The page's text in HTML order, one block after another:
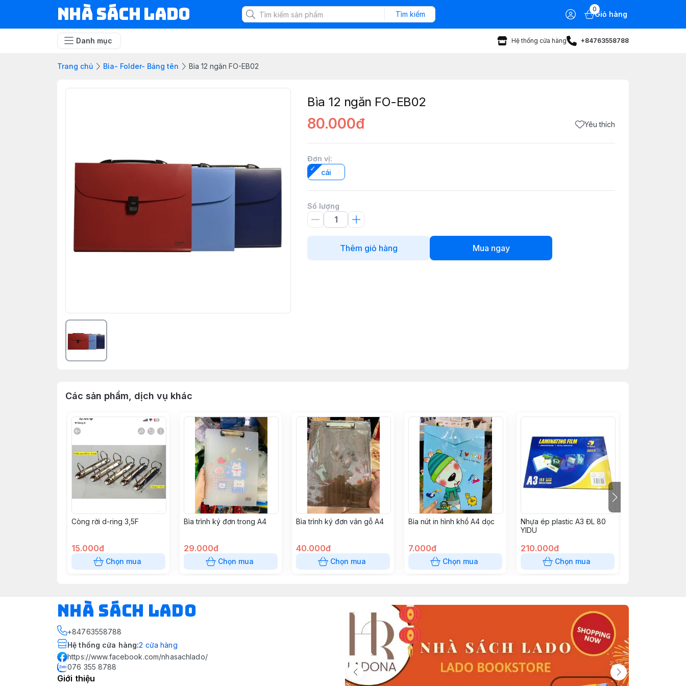
NHÀ SÁCH LADO Tìm kiếm
0
Giỏ hàng
Danh mục Hệ thống cửa hàng +84763558788
Trang chủ Bìa- Folder- Bảng tên Bìa 12 ngăn FO-EB02
Bìa 12 ngăn FO-EB02
80.000đ Yêu thích
Đơn vị:
cái
Số lượng
Thêm giỏ hàng Mua ngay
Các sản phẩm, dịch vụ khác
Còng rời d-ring 3,5F
15.000đ
Chọn mua
Bìa trình ký đơn trong A4
29.000đ
Chọn mua
Bìa trình ký đơn vân gỗ A4
40.000đ
Chọn mua
Bìa nút in hình khổ A4 dọc
7.000đ
Chọn mua
Nhựa ép plastic A3 ĐL 80
YIDU
210.000đ
Chọn mua
NHÀ SÁCH LADO
+84763558788
Hệ thống cửa hàng:2 cửa hàng
https://www.facebook.com/nhasachlado/
076 355 8788
Giới thiệu